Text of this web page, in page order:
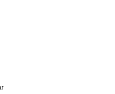
pahalı.